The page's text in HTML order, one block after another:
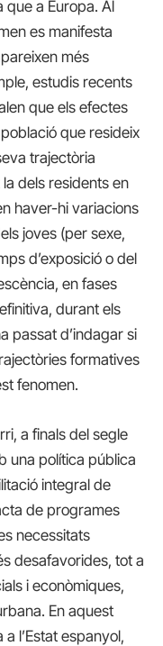
a Europa. Al
es manifesta
més
estudis recents
que els efectes
que resideix
trajectòria
dels residents en
haver-hi variacions
joves (per sexe,
d’exposició o del
en fases
durant els
passat d’indagar si
formatives
fenomen.
a finals del segle
una política pública
integral de
de programes
necessitats
desafavorides, tot a
i econòmiques,
En aquest
l’Estat espanyol,